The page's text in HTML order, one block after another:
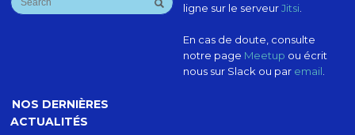
ligne sur le serveurJitsi.
En cas de doute, consulte
notre page Meetup ou écrit
nous sur Slack ou par email.
NOS DERNIÈRES
ACTUALITÉS